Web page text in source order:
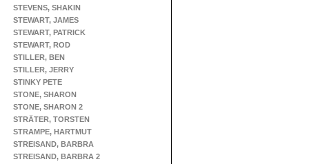
STEVENS, SHAKIN
STEWART, JAMES
STEWART, PATRICK
STEWART, ROD
STILLER, BEN
STILLER, JERRY
STINKY PETE
STONE, SHARON
STONE, SHARON 2
STRÄTER, TORSTEN
STRAMPE, HARTMUT
STREISAND, BARBRA
STREISAND, BARBRA 2